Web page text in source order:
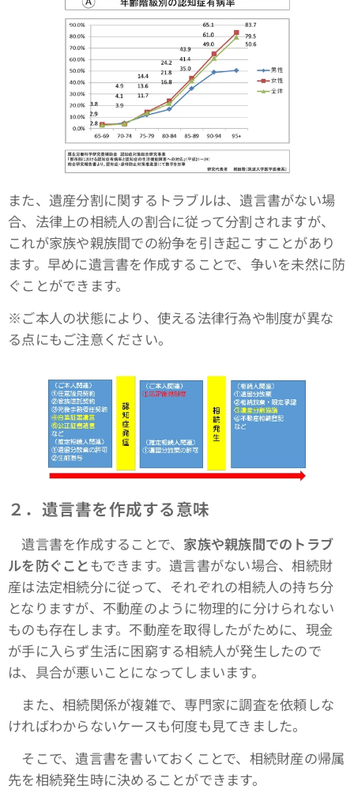
また、遺産分割に関するトラブルは、遺言書がない場
合、法律上の相続人の割合に従って分割されますが、
これが家族や親族間での紛争を引き起こすことがあり
ます。早めに遺言書を作成することで、争いを未然に防
ぐことができます。
※ご本人の状態により、使える法律行為や制度が異な
る点にもご注意ください。
２．遺言書を作成する意味
遺言書を作成することで、 家族や親族間でのトラブ
ルを防ぐこともできます。遺言書がない場合、相続財
産は法定相続分に従って、それぞれの相続人の持ち分
となりますが、不動産のように物理的に分けられない
ものも存在します。不動産を取得したがために、現金
が手に入らず生活に困窮する相続人が発生したので
は、具合が悪いことになってしまいます。
また、相続関係が複雑で、専門家に調査を依頼しな
ければわからないケースも何度も見てきました。
そこで、遺言書を書いておくことで、相続財産の帰属
先を相続発生時に決めることができます。